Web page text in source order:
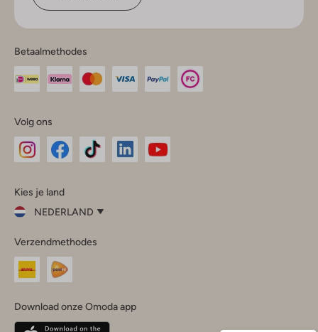
Betaalmethodes
Volg ons
InstagramFacebook
Kies je land
NEDERLAND
je
land
Nederland
Belgique(Français)
Verzendmethodes
Download onze Omoda app